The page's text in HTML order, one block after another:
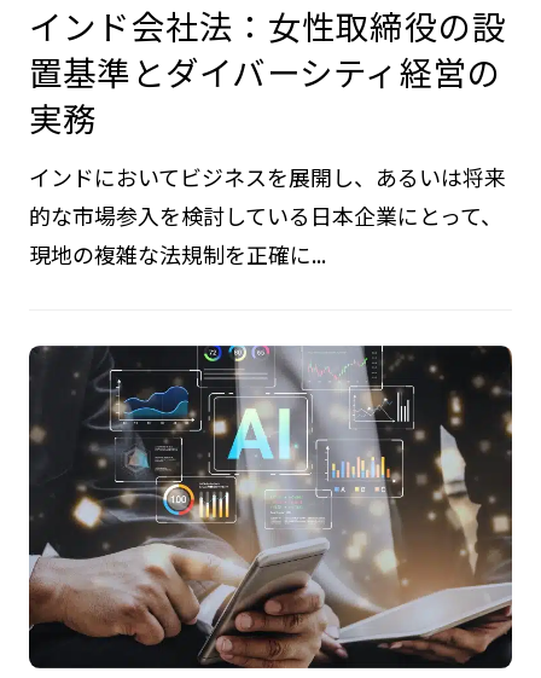
インド会社法：女性取締役の設
置基準とダイバーシティ経営の
実務
インドにおいてビジネスを展開し、あるいは将来
的な市場参入を検討している日本企業にとって、
現地の複雑な法規制を正確に...